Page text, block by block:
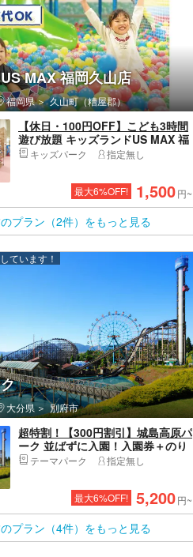
MAX 福岡久山店
福岡県 久山町（糟屋郡）
【休日・100円OFF】こども3時間
遊び放題 キッズランドUS MAX 福
岡久山店
キッズパーク 指定無し
最大6%OFF! 1,500円~
プラン（2件）をもっと見る
大分県 別府市
ています！
超特割！【300円割引】城島高原パ
ーク 並ばずに入園！入園券＋のり
ものパス券
テーマパーク 指定無し
最大6%OFF! 5,200円~
プラン（4件）をもっと見る